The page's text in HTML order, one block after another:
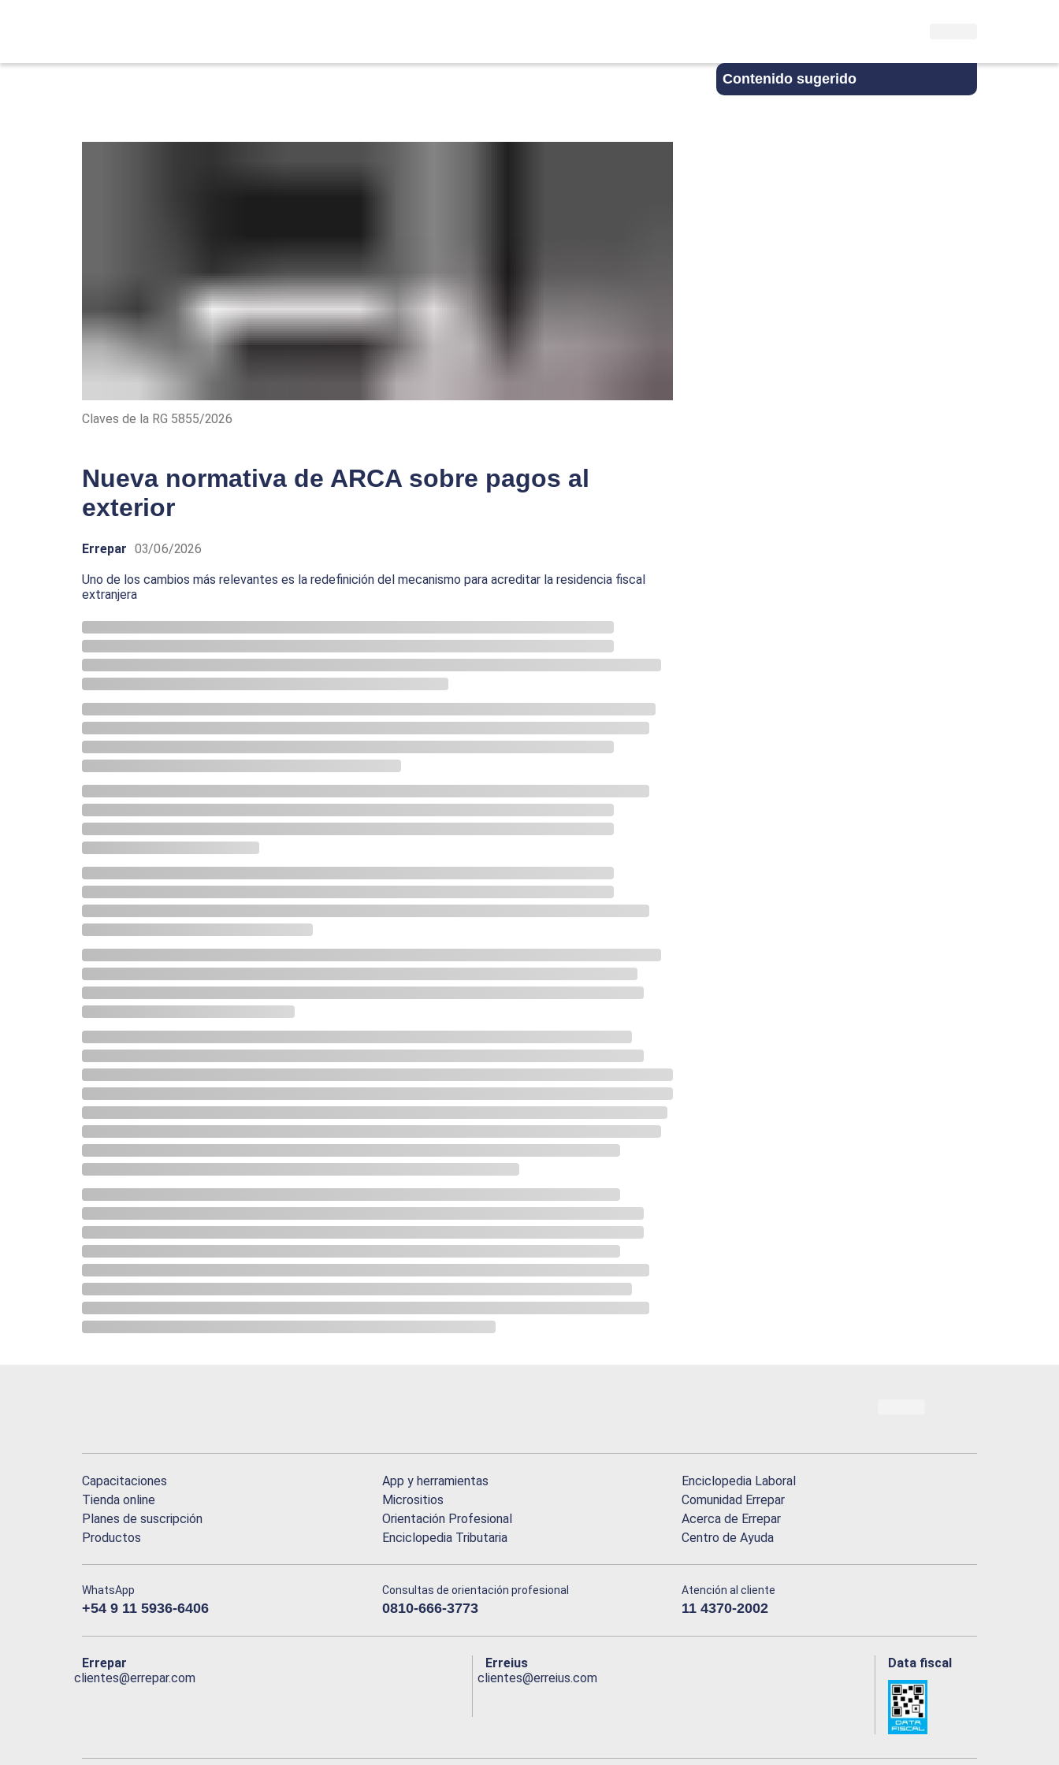
Contenido sugerido
Claves de la RG 5855/2026
Nueva normativa de ARCA sobre pagos al
exterior
Errepar 03/06/2026
Uno de los cambios más relevantes es la redefinición del mecanismo para acreditar la residencia fiscal
extranjera
Capacitaciones
Tienda online
Planes de suscripción
Productos
App y herramientas
Micrositios
Orientación Profesional
Enciclopedia Tributaria
Enciclopedia Laboral
Comunidad Errepar
Acerca de Errepar
Centro de Ayuda
WhatsApp
+54 9 11 5936-6406
Consultas de orientación profesional
0810-666-3773
Atención al cliente
11 4370-2002
Errepar
clientes@errepar.com
Erreius
clientes@erreius.com
Data fiscal